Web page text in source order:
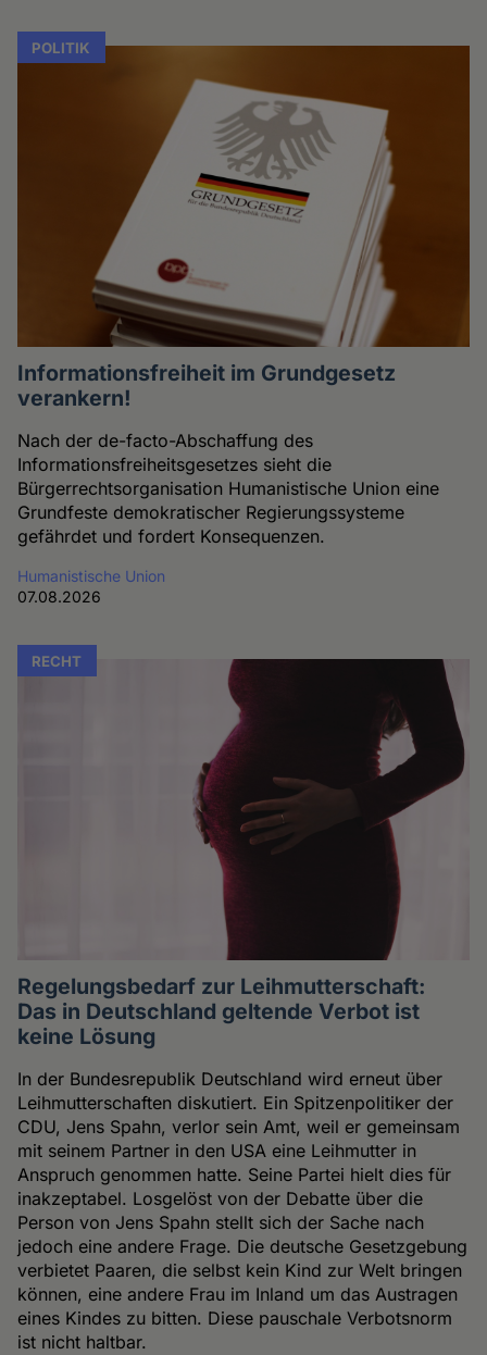
POLITIK
Informationsfreiheit im Grundgesetz
verankern!
Nach der de-facto-Abschaffung des
Informationsfreiheitsgesetzes sieht die
Bürgerrechtsorganisation Humanistische Union eine
Grundfeste demokratischer Regierungssysteme
gefährdet und fordert Konsequenzen.
Humanistische Union
07.08.2026
RECHT
Regelungsbedarf zur Leihmutterschaft:
Das in Deutschland geltende Verbot ist
keine Lösung
In der Bundesrepublik Deutschland wird erneut über
Leihmutterschaften diskutiert. Ein Spitzenpolitiker der
CDU, Jens Spahn, verlor sein Amt, weil er gemeinsam
mit seinem Partner in den USA eine Leihmutter in
Anspruch genommen hatte. Seine Partei hielt dies für
inakzeptabel. Losgelöst von der Debatte über die
Person von Jens Spahn stellt sich der Sache nach
jedoch eine andere Frage. Die deutsche Gesetzgebung
verbietet Paaren, die selbst kein Kind zur Welt bringen
können, eine andere Frau im Inland um das Austragen
eines Kindes zu bitten. Diese pauschale Verbotsnorm
ist nicht haltbar.